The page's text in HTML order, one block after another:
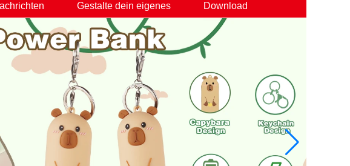
Gestalte dein eigenes Download